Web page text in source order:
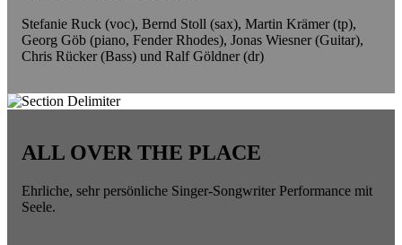
Stefanie Ruck (voc), Bernd Stoll (sax), Martin Krämer (tp),
Georg Göb (piano, Fender Rhodes), Jonas Wiesner (Guitar),
Chris Rücker (Bass) und Ralf Göldner (dr)
ALL OVER THE PLACE
Ehrliche, sehr persönliche Singer-Songwriter Performance mit
Seele.